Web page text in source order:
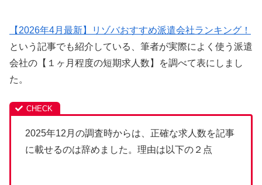
【2026年4月最新】リゾバおすすめ派遣会社ランキング！
という記事でも紹介している、筆者が実際によく使う派遣
会社の【１ヶ月程度の短期求人数】を調べて表にしまし
た。
2025年12月の調査時からは、正確な求人数を記事
に載せるのは辞めました。理由は以下の２点